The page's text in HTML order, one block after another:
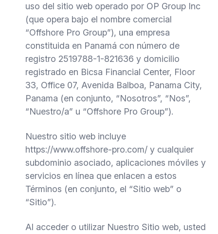
uso del sitio web operado por OP Group Inc
(que opera bajo el nombre comercial
“Offshore Pro Group”), una empresa
constituida en Panamá con número de
registro 2519788-1-821636 y domicilio
registrado en Bicsa Financial Center, Floor
33, Office 07, Avenida Balboa, Panama City,
Panama (en conjunto, “Nosotros”, “Nos”,
“Nuestro/a” u “Offshore Pro Group”).
Nuestro sitio web incluye
https://www.offshore-pro.com/ y cualquier
subdominio asociado, aplicaciones móviles y
servicios en línea que enlacen a estos
Términos (en conjunto, el “Sitio web” o
“Sitio”).
Al acceder o utilizar Nuestro Sitio web, usted